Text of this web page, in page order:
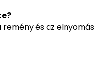
remény és az elnyomás